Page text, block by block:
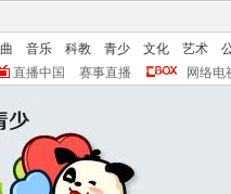
音乐 科教 青少 文化 艺术
直播中国 赛事直播 网络电